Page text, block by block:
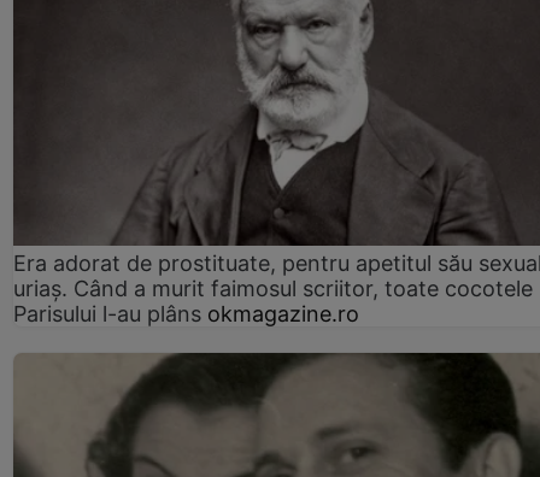
Era adorat de prostituate, pentru apetitul său
uriaș. Când a murit faimosul scriitor, toate cocotele
Parisului l-au plâns okmagazine.ro